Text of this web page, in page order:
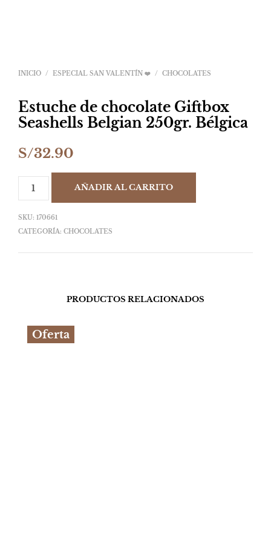
INICIO / ESPECIAL SAN VALENTÍN ❤️ / CHOCOLATES
Estuche de chocolate Giftbox
Seashells Belgian 250gr. Bélgica
S/32.90
AÑADIR AL CARRITO
SKU: 170661
CATEGORÍA: CHOCOLATES
PRODUCTOS RELACIONADOS
Oferta